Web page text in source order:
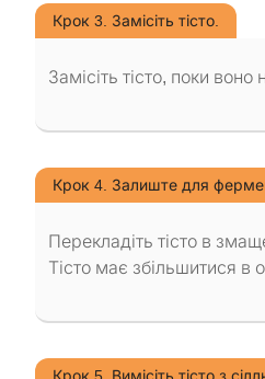
Крок 3. Замісіть тісто.
Замісіть тісто, поки
Крок 4. Залиште для
Перекладіть тісто в
Тісто має збільшитися в
Крок 5. Вимісіть тісто з